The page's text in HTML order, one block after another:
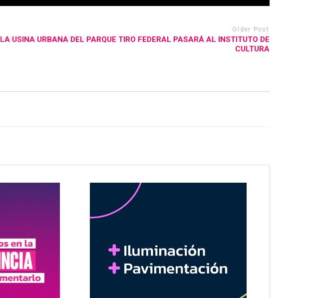
Older Post
LA USINA URBANA DEL PARQUE TIRO FEDERAL PASARÁ AL INSTITUTO DE
CULTURA